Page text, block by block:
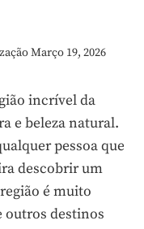
Março 19, 2026
incrível da
e beleza natural.
pessoa que
descobrir um
é muito
destinos